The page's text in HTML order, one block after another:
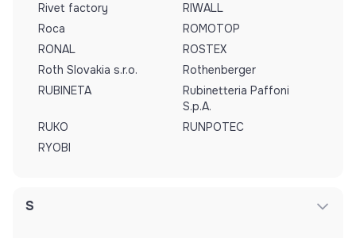
Rivet factory
RIWALL
Roca
ROMOTOP
RONAL
ROSTEX
Roth Slovakia s.r.o.
Rothenberger
RUBINETA
Rubinetteria Paffoni
S.p.A.
RUKO
RUNPOTEC
RYOBI
S